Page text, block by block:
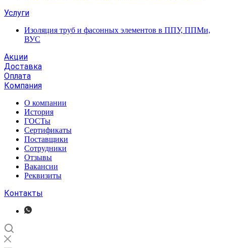
Услуги
Изоляция труб и фасонных элементов в ППУ, ППМи,
ВУС
Акции
Доставка
Оплата
Компания
О компании
История
ГОСТы
Сертификаты
Поставщики
Сотрудники
Отзывы
Вакансии
Реквизиты
Контакты